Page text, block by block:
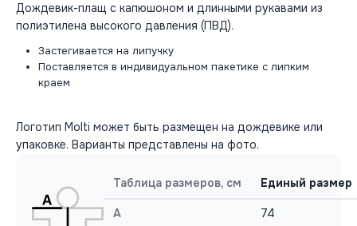
Дождевик-плащ с капюшоном и длинными рукавами из
полиэтилена высокого давления (ПВД).
Застегивается на липучку
Поставляется в индивидуальном пакетике с липким
краем
Логотип Molti может быть размещен на дождевике или
упаковке. Варианты представлены на фото.
Таблица размеров, см Единый размер
A
74